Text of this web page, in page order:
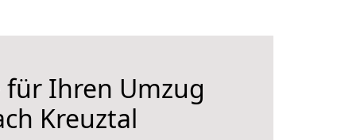
für Ihren Umzug
Kreuztal